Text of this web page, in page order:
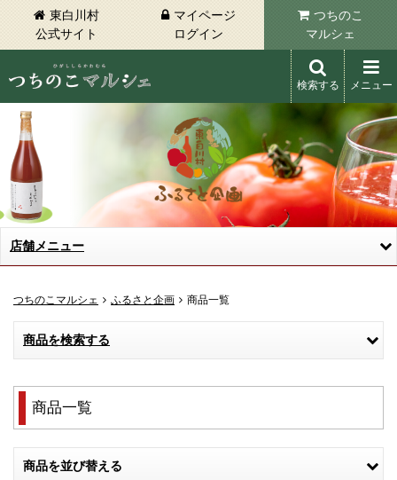
東白川村
公式サイト
マイページ
ログイン
つちのこ
マルシェ
東白川村 つちのこマルシェ
検索する メニュー
店舗メニュー
つちのこマルシェ ふるさと企画 商品一覧
商品を検索する
商品一覧
商品を並び替える